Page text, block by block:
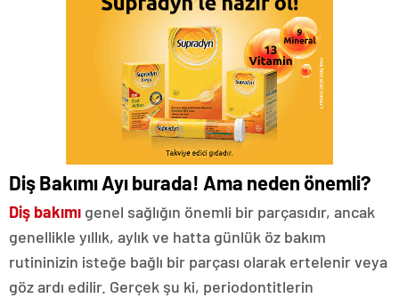
Diş Bakımı Ayı burada! Ama neden önemli?
Diş bakımı genel sağlığın önemli bir parçasıdır, ancak
genellikle yıllık, aylık ve hatta günlük öz bakım
rutininizin isteğe bağlı bir parçası olarak ertelenir veya
göz ardı edilir. Gerçek şu ki, periodontitlerin